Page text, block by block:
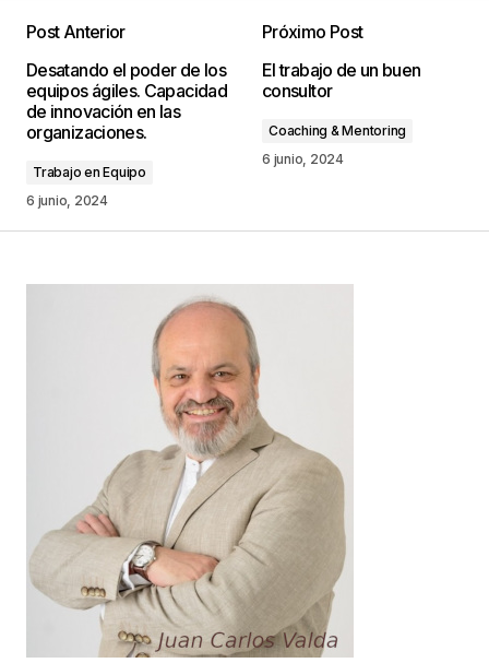
publicada. Los campos obligatorios están
marcados con*
Your Name*
Guarda mi nombre, correo electrónico y web en
este navegador para la próxima vez que
comente.
Este sitio esta protegido por
reCAPTCHA y la
Política de
privacidady losTérminos del servicio
de Googlese aplican.
Post Anterior
Desatando el poder de los
equipos ágiles. Capacidad
de innovación en las
organizaciones.
Trabajo en Equipo
6 junio, 2024
Próximo Post
El trabajo de un buen
consultor
Coaching & Mentoring
6 junio, 2024